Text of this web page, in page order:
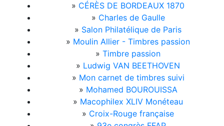
» CÉRÈS DE BORDEAUX 1870
» Charles de Gaulle
» Salon Philatélique de Paris
» Moulin Allier - Timbres passion
» Timbre passion
» Ludwig VAN BEETHOVEN
» Mon carnet de timbres suivi
» Mohamed BOUROUISSA
» Macophilex XLIV Monéteau
» Croix-Rouge française